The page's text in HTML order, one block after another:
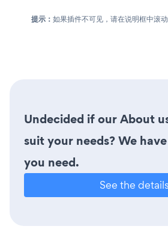
提示： 如果插件不可见，请在说明框中滚动
Undecided if our About
suit your needs? We
you need.
See the details